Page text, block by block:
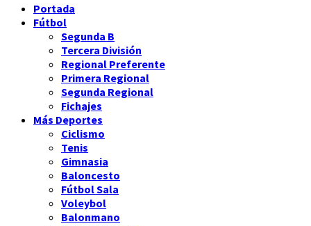
Portada
Fútbol
Segunda B
Tercera División
Regional Preferente
Primera Regional
Segunda Regional
Fichajes
Más Deportes
Ciclismo
Tenis
Gimnasia
Baloncesto
Fútbol Sala
Voleybol
Balonmano